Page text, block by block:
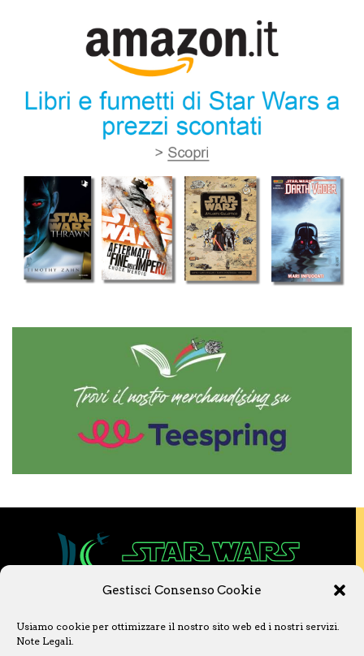
Gestisci Consenso Cookie
Usiamo cookie per ottimizzare il nostro sito web ed i nostri servizi.
Note Legali.
Questo sito non è collegato a Lucasfilm LTD o
a The Walt Disney Company o ad altre